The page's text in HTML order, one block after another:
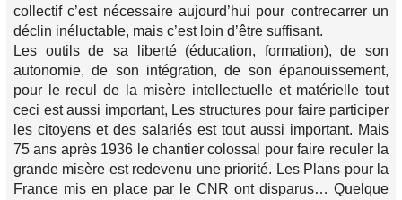
collectif c’est nécessaire aujourd’hui pour contrecarrer un
déclin inéluctable, mais c’est loin d’être suffisant.
Les outils de sa liberté (éducation, formation), de son
autonomie, de son intégration, de son épanouissement,
pour le recul de la misère intellectuelle et matérielle tout
ceci est aussi important, Les structures pour faire participer
les citoyens et des salariés est tout aussi important. Mais
75 ans après 1936 le chantier colossal pour faire reculer la
grande misère est redevenu une priorité. Les Plans pour la
France mis en place par le CNR ont disparus… Quelque